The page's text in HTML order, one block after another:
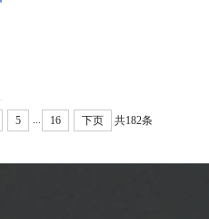
5 ... 16 下页 共182条